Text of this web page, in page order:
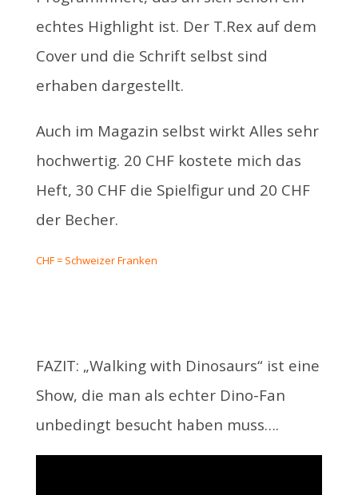
echtes Highlight ist. Der T.Rex auf dem
Cover und die Schrift selbst sind
erhaben dargestellt.
Auch im Magazin selbst wirkt Alles sehr
hochwertig. 20 CHF kostete mich das
Heft, 30 CHF die Spielfigur und 20 CHF
der Becher.
CHF = Schweizer Franken
FAZIT: „Walking with Dinosaurs“ ist eine
Show, die man als echter Dino-Fan
unbedingt besucht haben muss….